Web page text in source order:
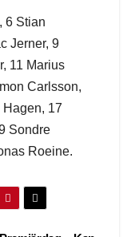
6 Stian
Jerner, 9
11 Marius
Carlsson,
17
Sondre
Roeine.